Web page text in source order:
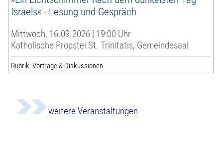
Israels« - Lesung und Gespräch
Mittwoch, 16.09.2026 | 19:00 Uhr
Katholische Propstei St. Trinitatis, Gemeindesaal
Rubrik: Vorträge & Diskussionen
weitere Veranstaltungen